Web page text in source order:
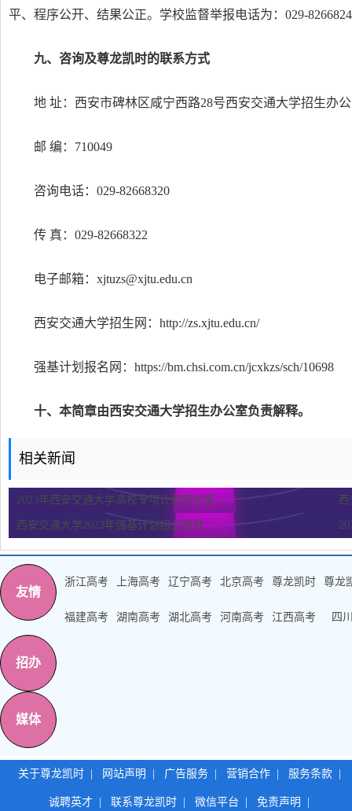
平、程序公开、结果公正。学校监督举报电话为：029-
九、咨询及尊龙凯时的联系方式
地 址：西安市碑林区咸宁西路28号西安交通大学招生办
邮 编：710049
咨询电话：029-82668320
传 真：029-82668322
电子邮箱： xjtuzs@xjtu.edu.cn
西安交通大学招生网：http://zs.xjtu.edu.cn/
强基计划报名网：https://bm.chsi.com.cn/jcxkzs/sch/10698
十、本简章由西安交通大学招生办公室负责解释。
相关新闻
2023年西安交通大学高校专项计划招生简...
西安交通大学2023年强基计划招生简章
友情
浙江高考 上海高考 辽宁高考 北京高考 尊龙凯时 尊龙
福建高考 湖南高考 湖北高考 河南高考 江西高考 四
招办
媒体
关于尊龙凯时 网站声明 广告服务 营销合作 服务条款
诚聘英才 联系尊龙凯时 微信平台 免责声明